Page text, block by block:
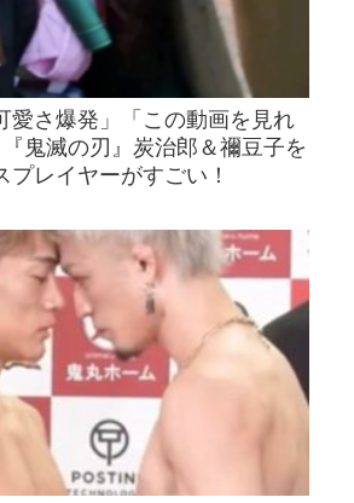
愛さ爆発」「この動画を見れ
鬼滅の刃』炭治郎＆禰󠄀豆子を
プレイヤーがすごい！